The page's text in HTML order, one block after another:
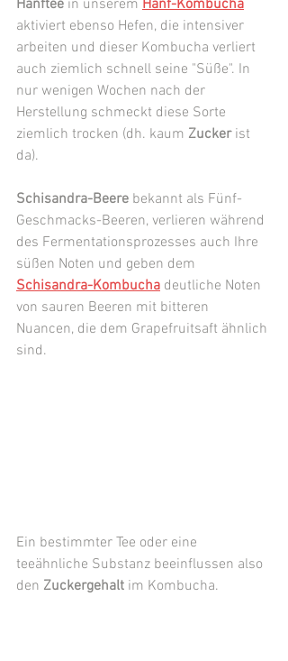
Hanftee in unserem Hanf-Kombucha
aktiviert ebenso Hefen, die intensiver
arbeiten und dieser Kombucha verliert
auch ziemlich schnell seine "Süße". In
nur wenigen Wochen nach der
Herstellung schmeckt diese Sorte
ziemlich trocken (dh. kaum Zucker ist
da).
Schisandra-Beere bekannt als Fünf-
Geschmacks-Beeren, verlieren während
des Fermentationsprozesses auch Ihre
süßen Noten und geben dem
Schisandra-Kombucha deutliche Noten
von sauren Beeren mit bitteren
Nuancen, die dem Grapefruitsaft ähnlich
sind.
Ein bestimmter Tee oder eine
teeähnliche Substanz beeinflussen also
den Zuckergehalt im Kombucha.